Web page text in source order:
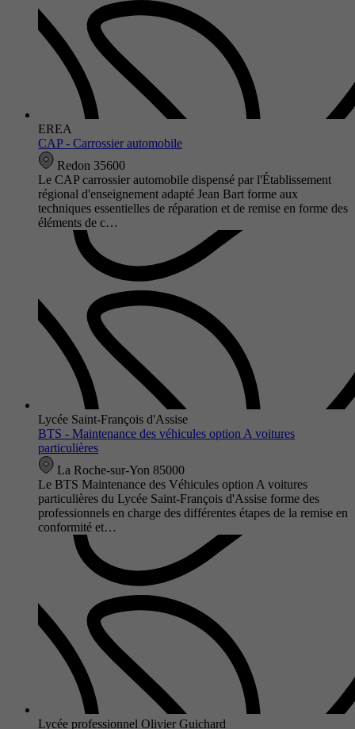
EREA
CAP - Carrossier automobile
Redon 35600
Le CAP carrossier automobile dispensé par l'Établissement
régional d'enseignement adapté Jean Bart forme aux
techniques essentielles de réparation et de remise en forme des
éléments de c…
Lycée Saint-François d'Assise
BTS - Maintenance des véhicules option A voitures
particulières
La Roche-sur-Yon 85000
Le BTS Maintenance des Véhicules option A voitures
particulières du Lycée Saint-François d'Assise forme des
professionnels en charge des différentes étapes de la remise en
conformité et…
Lycée professionnel Olivier Guichard